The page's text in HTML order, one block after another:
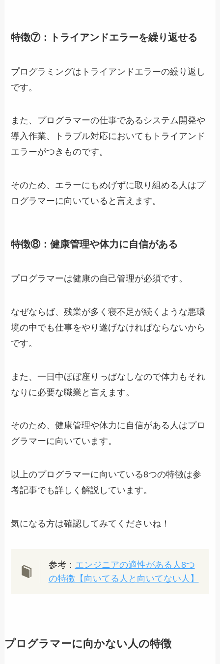
特徴⑦：トライアンドエラーを繰り返せる
プログラミングはトライアンドエラーの繰り返し
です。
また、プログラマーの仕事であるシステム開発や
導入作業、トラブル対応においてもトライアンド
エラーがつきものです。
そのため、エラーにもめげずに取り組める人はプ
ログラマーに向いていると言えます。
特徴⑧：健康管理や体力に自信がある
プログラマーは健康の自己管理が必須です。
なぜならば、残業が多く寝不足が続くような悪環
境の中でも仕事をやり遂げなければならないから
です。
また、一日中ほぼ座りっぱなしなので体力もそれ
なりに必要な職業と言えます。
そのため、健康管理や体力に自信がある人はプロ
グラマーに向いています。
以上のプログラマーに向いている8つの特徴は参
考記事でも詳しく解説しています。
気になる方は確認してみてくださいね！
参考： エンジニアの適性がある人8つ
の特徴【向いてる人と向いてない人】
プログラマーに向かない人の特徴